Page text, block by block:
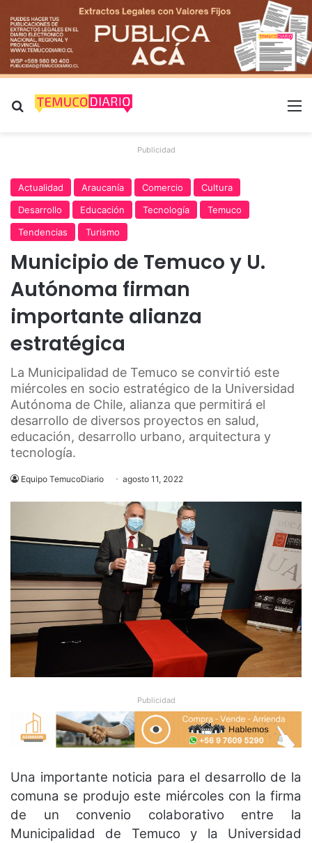
Buscar por
Publicidad
Actualidad Araucanía Comercio
Cultura
Desarrollo
Educación Tecnología
Temuco
Tendencias
Turismo
Municipio de Temuco y U.
Autónoma firman
importante alianza
estratégica
La Municipalidad de Temuco se convirtió este
miércoles en socio estratégico de la Universidad
Autónoma de Chile, alianza que permitirá el
desarrollo de diversos proyectos en salud,
educación, desarrollo urbano, arquitectura y
tecnología.
Equipo TemucoDiario agosto 11, 2022
Publicidad
Una importante noticia para el desarrollo de la
comuna se produjo este miércoles con la firma
de un convenio colaborativo entre la
Municipalidad de Temuco y la Universidad